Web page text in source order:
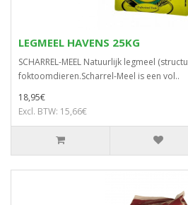
LEGMEEL HAVENS 25KG
SCHARREL-MEEL Natuurlijk legmeel
foktoomdieren.Scharrel-Meel is een vol..
18,95€
Excl. BTW: 15,66€